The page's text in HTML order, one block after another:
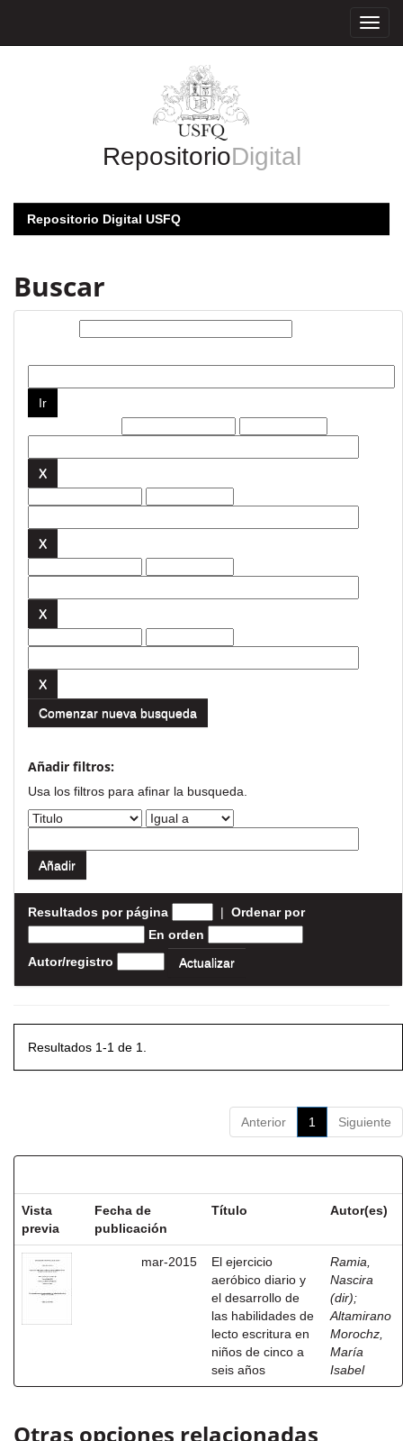
RepositorioDigital
Repositorio Digital USFQ
Buscar
Comenzar nueva busqueda
Añadir filtros:
Usa los filtros para afinar la busqueda.
Resultados por página | Ordenar por
En orden
Autor/registro
Resultados 1-1 de 1.
Anterior 1 Siguiente
Vista
previa
Fecha de
publicación
Título Autor(es)
mar-2015
El ejercicio
aeróbico diario y
el desarrollo de
las habilidades de
lecto escritura en
niños de cinco a
seis años
Ramia,
Nascira
(dir);
Altamirano
Morochz,
María
Isabel
Otras opciones relacionadas